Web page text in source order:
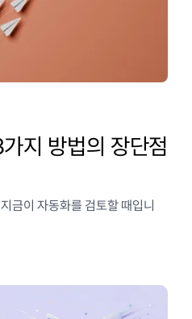
지 방법의 장단점
금이 자동화를 검토할 때입니